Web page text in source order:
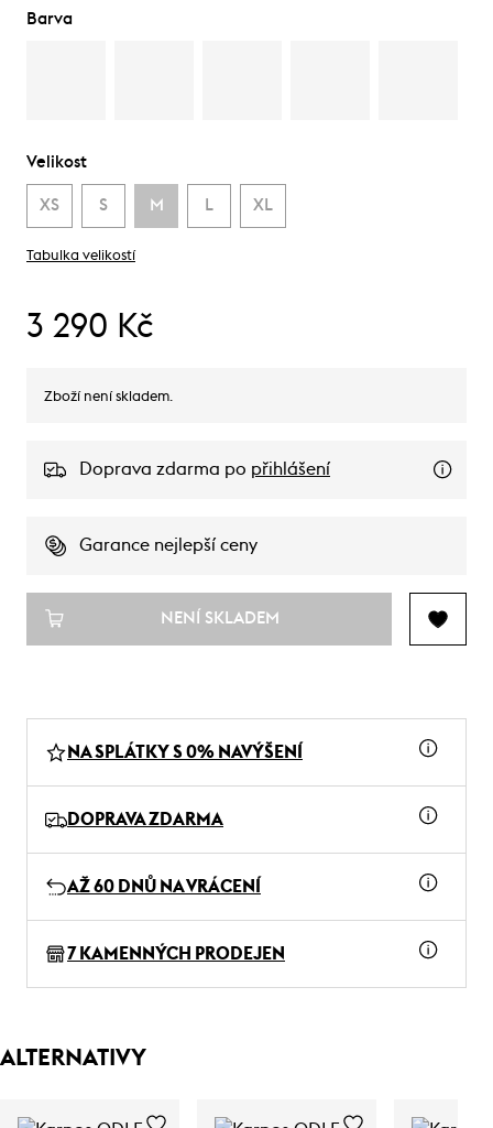
Barva
Velikost
XS S M L XL
Tabulka velikostí
3 290 Kč
Zboží není skladem.
Doprava zdarma po přihlášení
Garance nejlepší ceny
NENÍ SKLADEM
NA SPLÁTKY S 0% NAVÝŠENÍ
DOPRAVA ZDARMA
AŽ 60 DNŮ NA VRÁCENÍ
7 KAMENNÝCH PRODEJEN
ALTERNATIVY